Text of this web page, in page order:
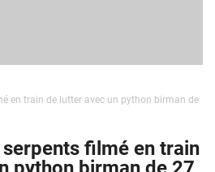
en train de lutter avec un python birman de
filmé en train